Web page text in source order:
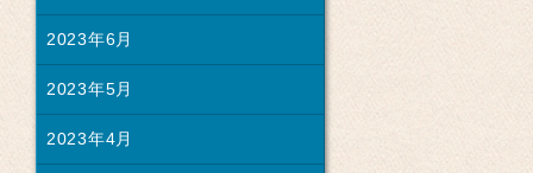
2023年6月
2023年5月
2023年4月